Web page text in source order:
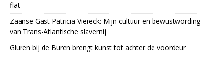
flat
Zaanse Gast Patricia Viereck: Mijn cultuur en bewustwording
van Trans-Atlantische slavernij
Gluren bij de Buren brengt kunst tot achter de voordeur